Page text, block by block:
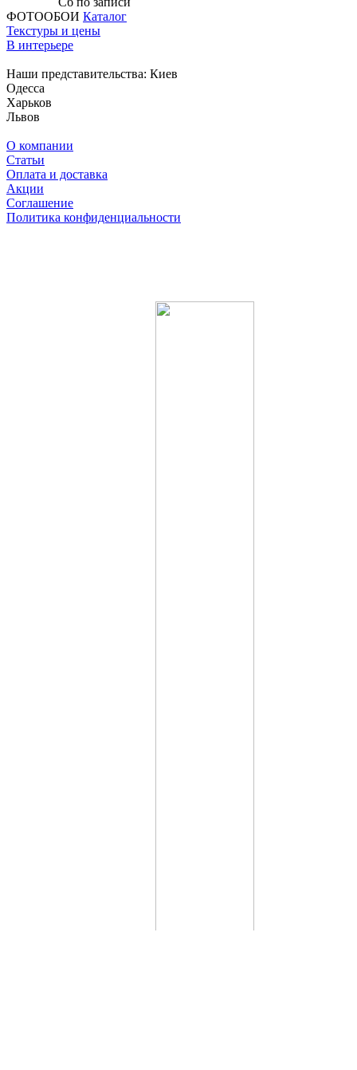
ФОТООБОИ Каталог
Текстуры и цены
В интерьере
Наши представительства: Киев
Одесса
Харьков
Львов
О компании
Статьи
Оплата и доставка
Акции
Соглашение
Политика конфиденциальности